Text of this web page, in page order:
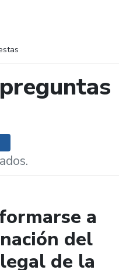
opciones de búsqueda
a
del
de la